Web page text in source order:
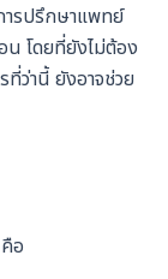
ารปรึกษาแพทย์
โดยที่ยังไม่ต้อง
ว่านี้ ยังอาจช่วย
อ